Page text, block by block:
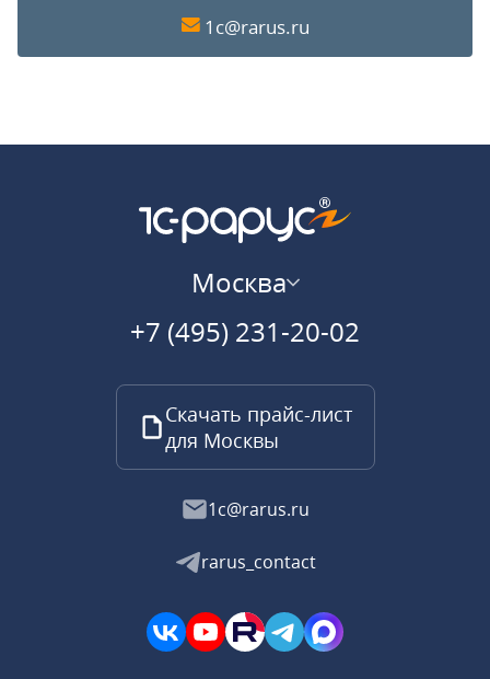
1c@rarus.ru
Москва
+7 (495) 231-20-02
Скачать прайс-лист
для Москвы
1c@rarus.ru
rarus_contact